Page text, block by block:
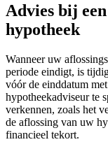
Advies bij
hypotheek
Wanneer uw
periode eindigt, is
vóór de einddatum
hypotheekadviseur te
verkennen, zoals het
de aflossing van uw
financieel tekort.